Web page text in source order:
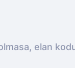
elan